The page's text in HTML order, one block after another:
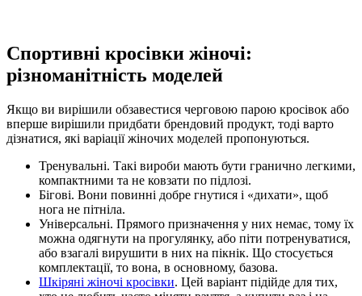
Спортивні кросівки жіночі:
різноманітність моделей
Якщо ви вирішили обзавестися черговою парою кросівок або
вперше вирішили придбати брендовий продукт, тоді варто
дізнатися, які варіації жіночих моделей пропонуються.
Тренувальні. Такі вироби мають бути гранично легкими,
компактними та не ковзати по підлозі.
Бігові. Вони повинні добре гнутися і «дихати», щоб
нога не пітніла.
Універсальні. Прямого призначення у них немає, тому їх
можна одягнути на прогулянку, або піти потренуватися,
або взагалі вирушити в них на пікнік. Що стосується
комплектації, то вона, в основному, базова.
Шкіряні жіночі кросівки. Цей варіант підійде для тих,